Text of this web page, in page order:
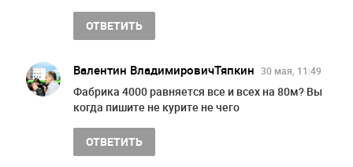
ОТВЕТИТЬ
Валентин ВладимировичТяпкин 30 мая, 11:49
Фабрика 4000 равняется все и всех на 80м? Вы
когда пишите не курите не чего
ОТВЕТИТЬ